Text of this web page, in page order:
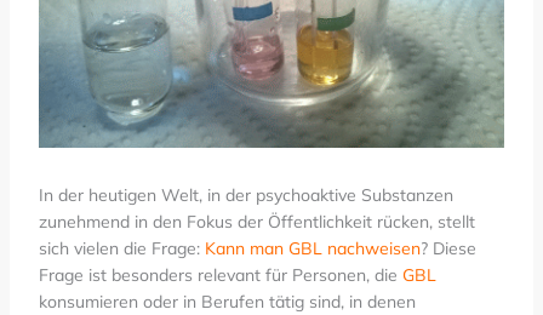
In der heutigen Welt, in der psychoaktive Substanzen
zunehmend in den Fokus der Öffentlichkeit rücken, stellt
sich vielen die Frage: Kann man GBL nachweisen? Diese
Frage ist besonders relevant für Personen, die GBL
konsumieren oder in Berufen tätig sind, in denen